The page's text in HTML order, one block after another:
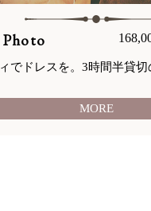
でドレスを。3時間半貸切
MORE